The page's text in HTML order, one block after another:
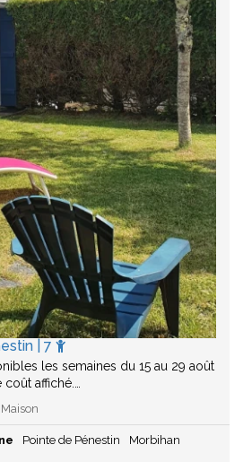
| 7
les semaines du 15 au 29 août
affiché.…
Pointe de Pénestin
Morbihan